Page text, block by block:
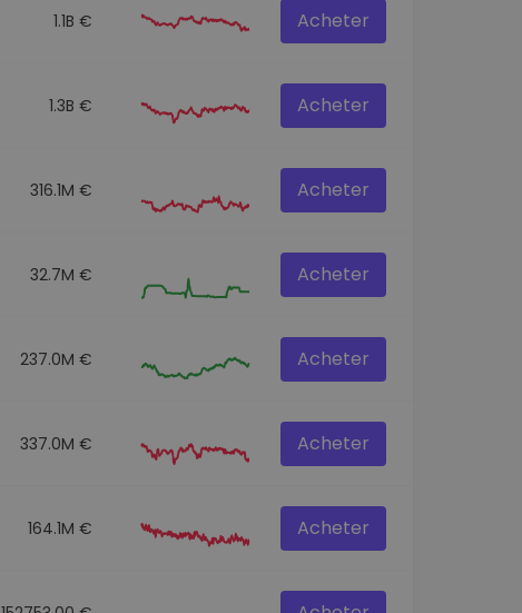
1.1B € Acheter
1.3B € Acheter
316.1M € Acheter
32.7M € Acheter
237.0M € Acheter
337.0M € Acheter
164.1M € Acheter